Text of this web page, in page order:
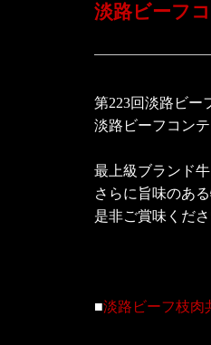
淡路ビーフ
第223回淡路ビー
淡路ビーフコン
最上級ブランド
さらに旨味のあ
是非ご賞味くださ
■淡路ビーフ枝肉